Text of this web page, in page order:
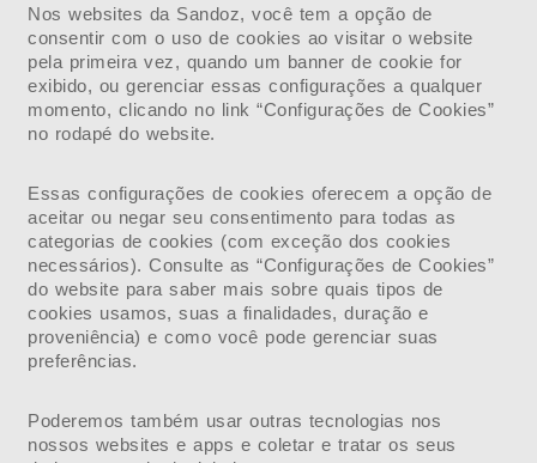
Nos websites da Sandoz, você tem a opção de
consentir com o uso de cookies ao visitar o website
pela primeira vez, quando um banner de cookie for
exibido, ou gerenciar essas configurações a qualquer
momento, clicando no link “Configurações de Cookies”
no rodapé do website.
Essas configurações de cookies oferecem a opção de
aceitar ou negar seu consentimento para todas as
categorias de cookies (com exceção dos cookies
necessários). Consulte as “Configurações de Cookies”
do website para saber mais sobre quais tipos de
cookies usamos, suas a finalidades, duração e
proveniência) e como você pode gerenciar suas
preferências.
Poderemos também usar outras tecnologias nos
nossos websites e apps e coletar e tratar os seus